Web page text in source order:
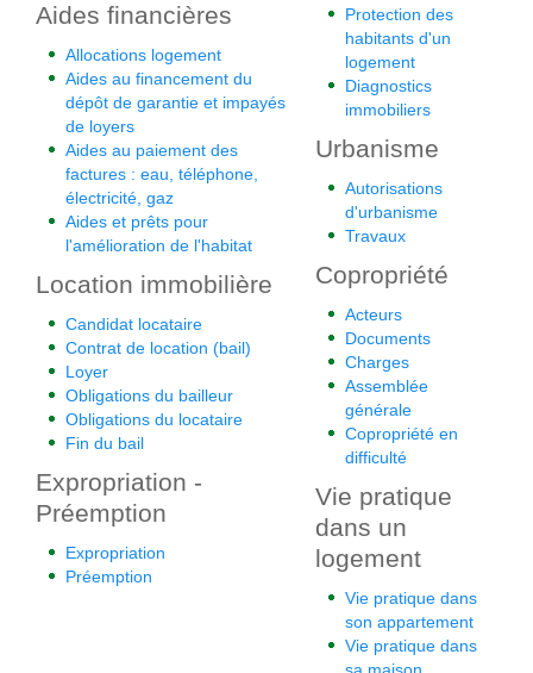
Aides financières
Allocations logement
Aides au financement du
dépôt de garantie et impayés
de loyers
Aides au paiement des
factures : eau, téléphone,
électricité, gaz
Aides et prêts pour
l'amélioration de l'habitat
Location immobilière
Candidat locataire
Contrat de location (bail)
Loyer
Obligations du bailleur
Obligations du locataire
Fin du bail
Expropriation -
Préemption
Expropriation
Préemption
Protection des
habitants d'un
logement
Diagnostics
immobiliers
Urbanisme
Autorisations
d'urbanisme
Travaux
Copropriété
Acteurs
Documents
Charges
Assemblée
générale
Copropriété en
difficulté
Vie pratique
dans un
logement
Vie pratique dans
son appartement
Vie pratique dans